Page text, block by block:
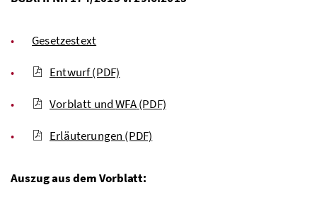
Gesetzestext
Entwurf(PDF)
Vorblatt undWFA(PDF)
Erläuterungen (PDF)
Auszug aus dem Vorblatt: